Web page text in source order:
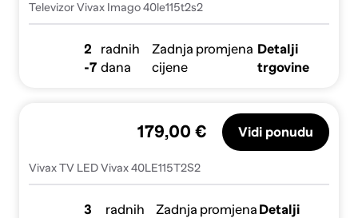
Televizor Vivax Imago 40le115t2s2
2
-7
radnih
dana
Zadnja promjena
cijene
Detalji
trgovine
Vivax TV LED Vivax 40LE115T2S2
179,00 € Vidi ponudu
3
radnih
Zadnja promjena Detalji